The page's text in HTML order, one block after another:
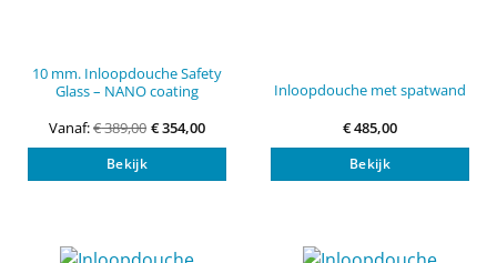
10 mm. Inloopdouche Safety
Glass – NANO coating
Vanaf:€389,00 €354,00
Bekijk
Dit
Inloopdouche met spatwand
€485,00
Bekijk